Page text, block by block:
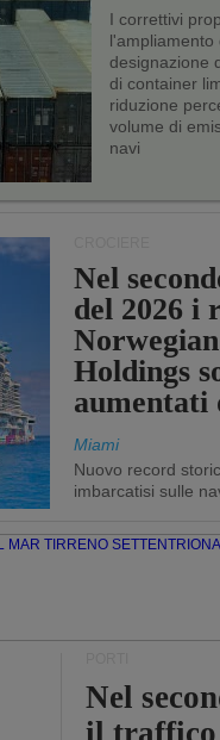
I correttivi
l'ampliamento
designazione
di container
riduzione
volume di
navi
Nel
del 2026 i
Holdings
aumentati
Miami
Nuovo record
imbarcatisi sulle
Nel
il traffico